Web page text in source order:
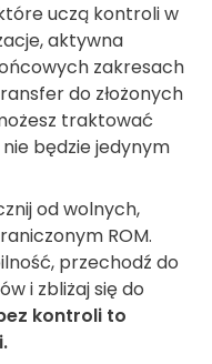
uczą kontroli w
aktywna
zakresach
do złożonych
traktować
będzie jedynym
od wolnych,
ROM.
przechodź do
i zbliżaj się do
kontroli to